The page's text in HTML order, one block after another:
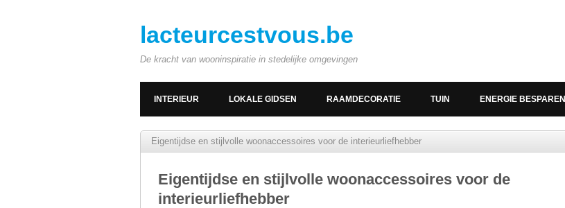
lacteurcestvous.be
De kracht van wooninspiratie in stedelijke omgevingen
INTERIEUR LOKALE GIDSEN RAAMDECORATIE TUIN ENERGIE BESPAREN
Eigentijdse en stijlvolle woonaccessoires voor de interieurliefhebber
Eigentijdse en stijlvolle woonaccessoires voor de
interieurliefhebber